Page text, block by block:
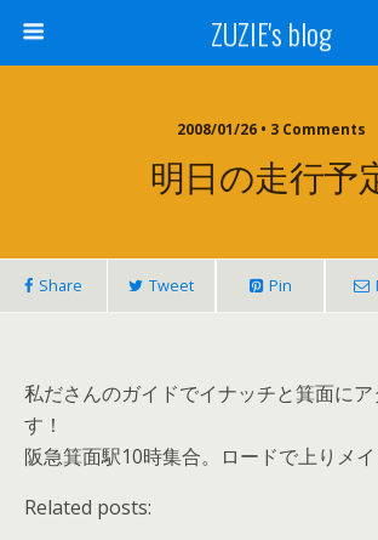
ZUZIE's blog
2008/01/26 • 3 Comments
明日の走行予
Share Tweet Pin
私ださんのガイドでイナッチと箕面にア
す！
阪急箕面駅10時集合。ロードで上りメイ
Related posts: